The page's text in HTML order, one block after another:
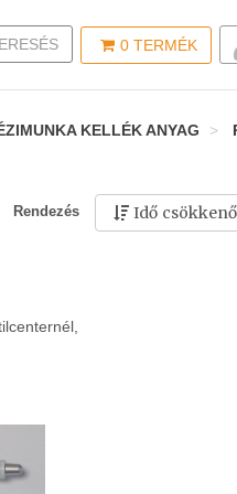
0 TERMÉK
SEARCH
KELLÉK ANYAG
Rendezés